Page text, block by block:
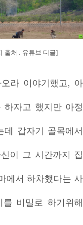
출처 : 유튜브 디글]
라 이야기했고, 아
하자고 했지만 아정
갑자기 골목에서
이 그 시간까지 집
에서 하차했다는 사
비밀로 하기위해